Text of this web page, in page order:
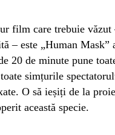
film care trebuie
– este „Human Mask”
20 de minute pune
simțurile
O să ieșiți de la
această specie.